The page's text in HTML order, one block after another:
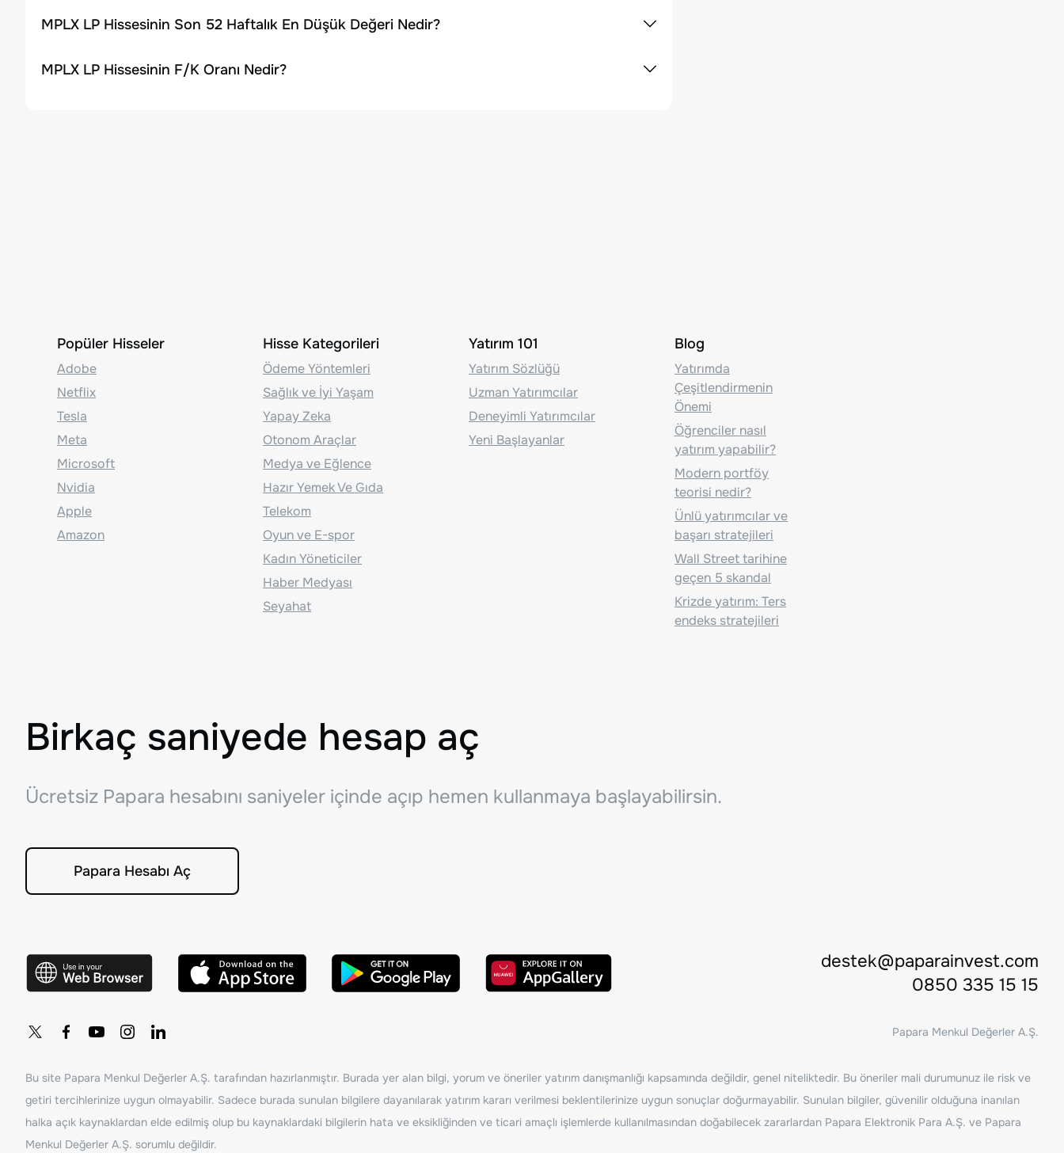
MPLX LP Hissesinin Son 52 Haftalık En Düşük Değeri Nedir?
MPLX LP Hissesinin F/K Oranı Nedir?
Popüler Hisseler
Adobe
Netflix
Tesla
Meta
Microsoft
Nvidia
Apple
Amazon
Hisse Kategorileri
Ödeme Yöntemleri
Sağlık ve İyi Yaşam
Yapay Zeka
Otonom Araçlar
Medya ve Eğlence
Hazır Yemek Ve Gıda
Telekom
Oyun ve E-spor
Kadın Yöneticiler
Haber Medyası
Seyahat
Yatırım 101
Yatırım Sözlüğü
Uzman Yatırımcılar
Deneyimli Yatırımcılar
Yeni Başlayanlar
Blog
Yatırımda
Çeşitlendirmenin
Önemi
Öğrenciler nasıl
yatırım yapabilir?
Modern portföy
teorisi nedir?
Ünlü yatırımcılar ve
başarı stratejileri
Wall Street tarihine
geçen 5 skandal
Krizde yatırım: Ters
endeks stratejileri
Birkaç saniyede hesap aç
Ücretsiz Papara hesabını saniyeler içinde açıp hemen kullanmaya başlayabilirsin.
Papara Hesabı Aç
destek@paparainvest.com
0850 335 15 15
Papara Menkul Değerler A.Ş.
Bu site Papara Menkul Değerler A.Ş. tarafından hazırlanmıştır. Burada yer alan bilgi, yorum ve öneriler yatırım danışmanlığı kapsamında değildir, genel niteliktedir. Bu öneriler mali durumunuz ile risk ve
getiri tercihlerinize uygun olmayabilir. Sadece burada sunulan bilgilere dayanılarak yatırım kararı verilmesi beklentilerinize uygun sonuçlar doğurmayabilir. Sunulan bilgiler, güvenilir olduğuna inanılan
halka açık kaynaklardan elde edilmiş olup bu kaynaklardaki bilgilerin hata ve eksikliğinden ve ticari amaçlı işlemlerde kullanılmasından doğabilecek zararlardan Papara Elektronik Para A.Ş. ve Papara
Menkul Değerler A.Ş. sorumlu değildir.